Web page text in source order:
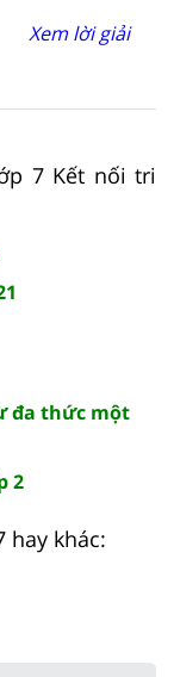
Xem lời giải
7 Kết nối tri
đa thức một
2
hay khác: